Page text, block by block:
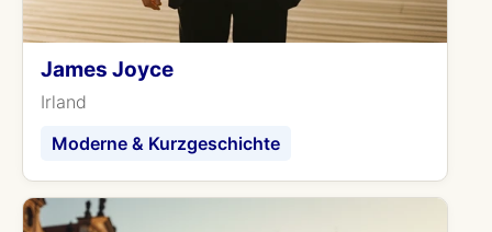
James Joyce
Irland
Moderne & Kurzgeschichte